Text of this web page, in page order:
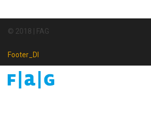
© 2018 | FAG
Footer_DI